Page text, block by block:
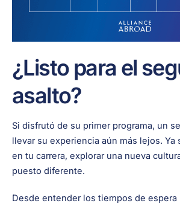
¿Listo para el
asalto?
Si disfrutó de su primer programa, un
llevar su experiencia aún más lejos. Ya
en tu carrera, explorar una nueva
puesto diferente.
Desde entender los tiempos de espera